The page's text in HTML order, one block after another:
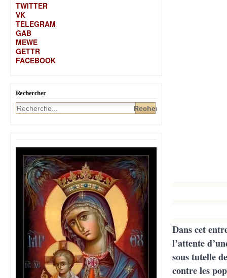
TWITTER
VK
TELEGRAM
GAB
MEWE
GETTR
FACEBOOK
Rechercher
Dans cet
l’attente
sous tutelle
contre les